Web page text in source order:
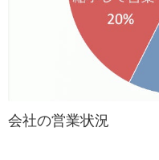
会社の営業状況